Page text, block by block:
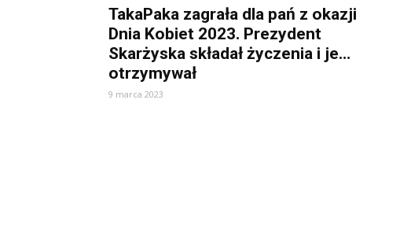
TakaPaka zagrała dla pań z okazji
Dnia Kobiet 2023. Prezydent
Skarżyska składał życzenia i je…
otrzymywał
9 marca 2023